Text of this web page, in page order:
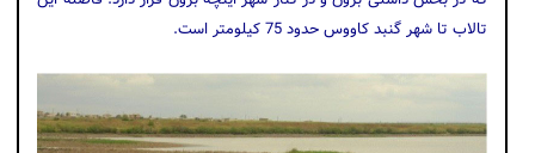
تالاب تا شهر گنبد کاووس حدود 75 کیلومتر است.